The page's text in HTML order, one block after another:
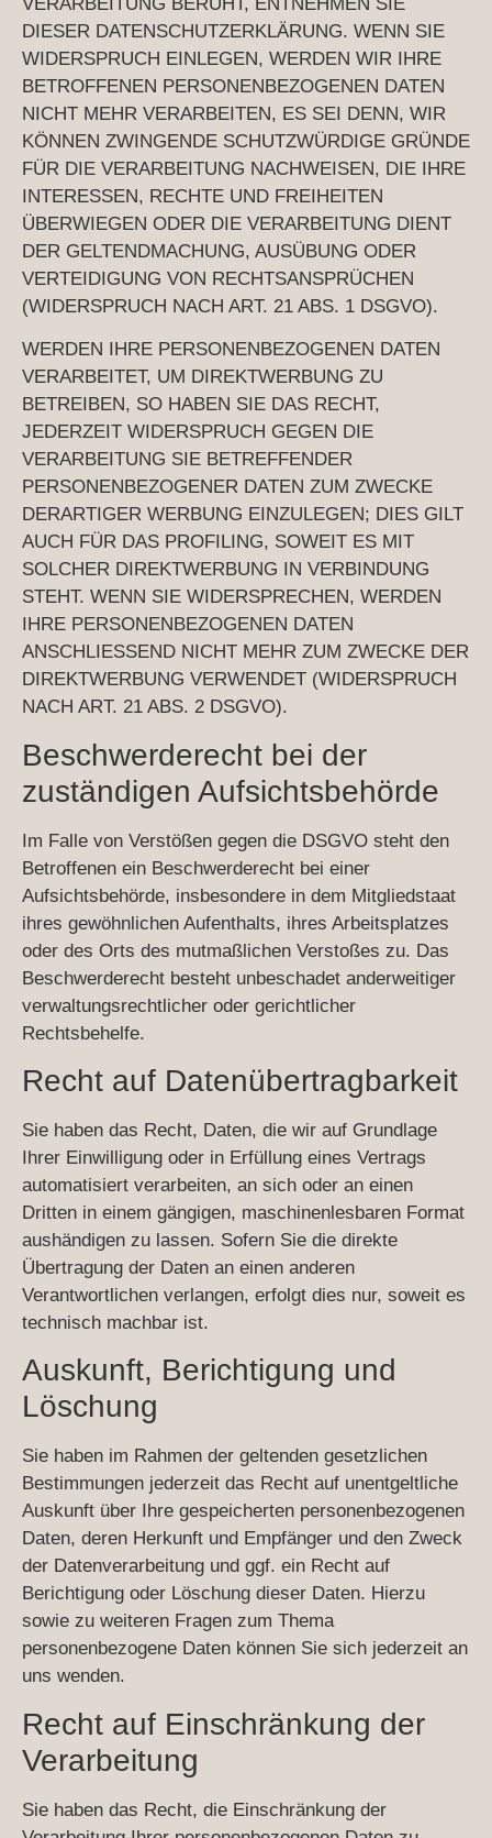
DIESER DATENSCHUTZERKLÄRUNG. WENN SIE
WIDERSPRUCH EINLEGEN, WERDEN WIR IHRE
BETROFFENEN PERSONENBEZOGENEN DATEN
NICHT MEHR VERARBEITEN, ES SEI DENN, WIR
KÖNNEN ZWINGENDE SCHUTZWÜRDIGE GRÜNDE
FÜR DIE VERARBEITUNG NACHWEISEN, DIE IHRE
INTERESSEN, RECHTE UND FREIHEITEN
ÜBERWIEGEN ODER DIE VERARBEITUNG DIENT
DER GELTENDMACHUNG, AUSÜBUNG ODER
VERTEIDIGUNG VON RECHTSANSPRÜCHEN
(WIDERSPRUCH NACH ART. 21 ABS. 1 DSGVO).
WERDEN IHRE PERSONENBEZOGENEN DATEN
VERARBEITET, UM DIREKTWERBUNG ZU
BETREIBEN, SO HABEN SIE DAS RECHT,
JEDERZEIT WIDERSPRUCH GEGEN DIE
VERARBEITUNG SIE BETREFFENDER
PERSONENBEZOGENER DATEN ZUM ZWECKE
DERARTIGER WERBUNG EINZULEGEN; DIES GILT
AUCH FÜR DAS PROFILING, SOWEIT ES MIT
SOLCHER DIREKTWERBUNG IN VERBINDUNG
STEHT. WENN SIE WIDERSPRECHEN, WERDEN
IHRE PERSONENBEZOGENEN DATEN
ANSCHLIESSEND NICHT MEHR ZUM ZWECKE DER
DIREKTWERBUNG VERWENDET (WIDERSPRUCH
NACH ART. 21 ABS. 2 DSGVO).
Beschwerde­recht bei der
zuständigen Aufsichts­behörde
Im Falle von Verstößen gegen die DSGVO steht den
Betroffenen ein Beschwerderecht bei einer
Aufsichtsbehörde, insbesondere in dem Mitgliedstaat
ihres gewöhnlichen Aufenthalts, ihres Arbeitsplatzes
oder des Orts des mutmaßlichen Verstoßes zu. Das
Beschwerderecht besteht unbeschadet anderweitiger
verwaltungsrechtlicher oder gerichtlicher
Rechtsbehelfe.
Recht auf Daten­übertrag­barkeit
Sie haben das Recht, Daten, die wir auf Grundlage
Ihrer Einwilligung oder in Erfüllung eines Vertrags
automatisiert verarbeiten, an sich oder an einen
Dritten in einem gängigen, maschinenlesbaren Format
aushändigen zu lassen. Sofern Sie die direkte
Übertragung der Daten an einen anderen
Verantwortlichen verlangen, erfolgt dies nur, soweit es
technisch machbar ist.
Auskunft, Berichtigung und
Löschung
Sie haben im Rahmen der geltenden gesetzlichen
Bestimmungen jederzeit das Recht auf unentgeltliche
Auskunft über Ihre gespeicherten personenbezogenen
Daten, deren Herkunft und Empfänger und den Zweck
der Datenverarbeitung und ggf. ein Recht auf
Berichtigung oder Löschung dieser Daten. Hierzu
sowie zu weiteren Fragen zum Thema
personenbezogene Daten können Sie sich jederzeit an
uns wenden.
Recht auf Einschränkung der
Verarbeitung
Sie haben das Recht, die Einschränkung der